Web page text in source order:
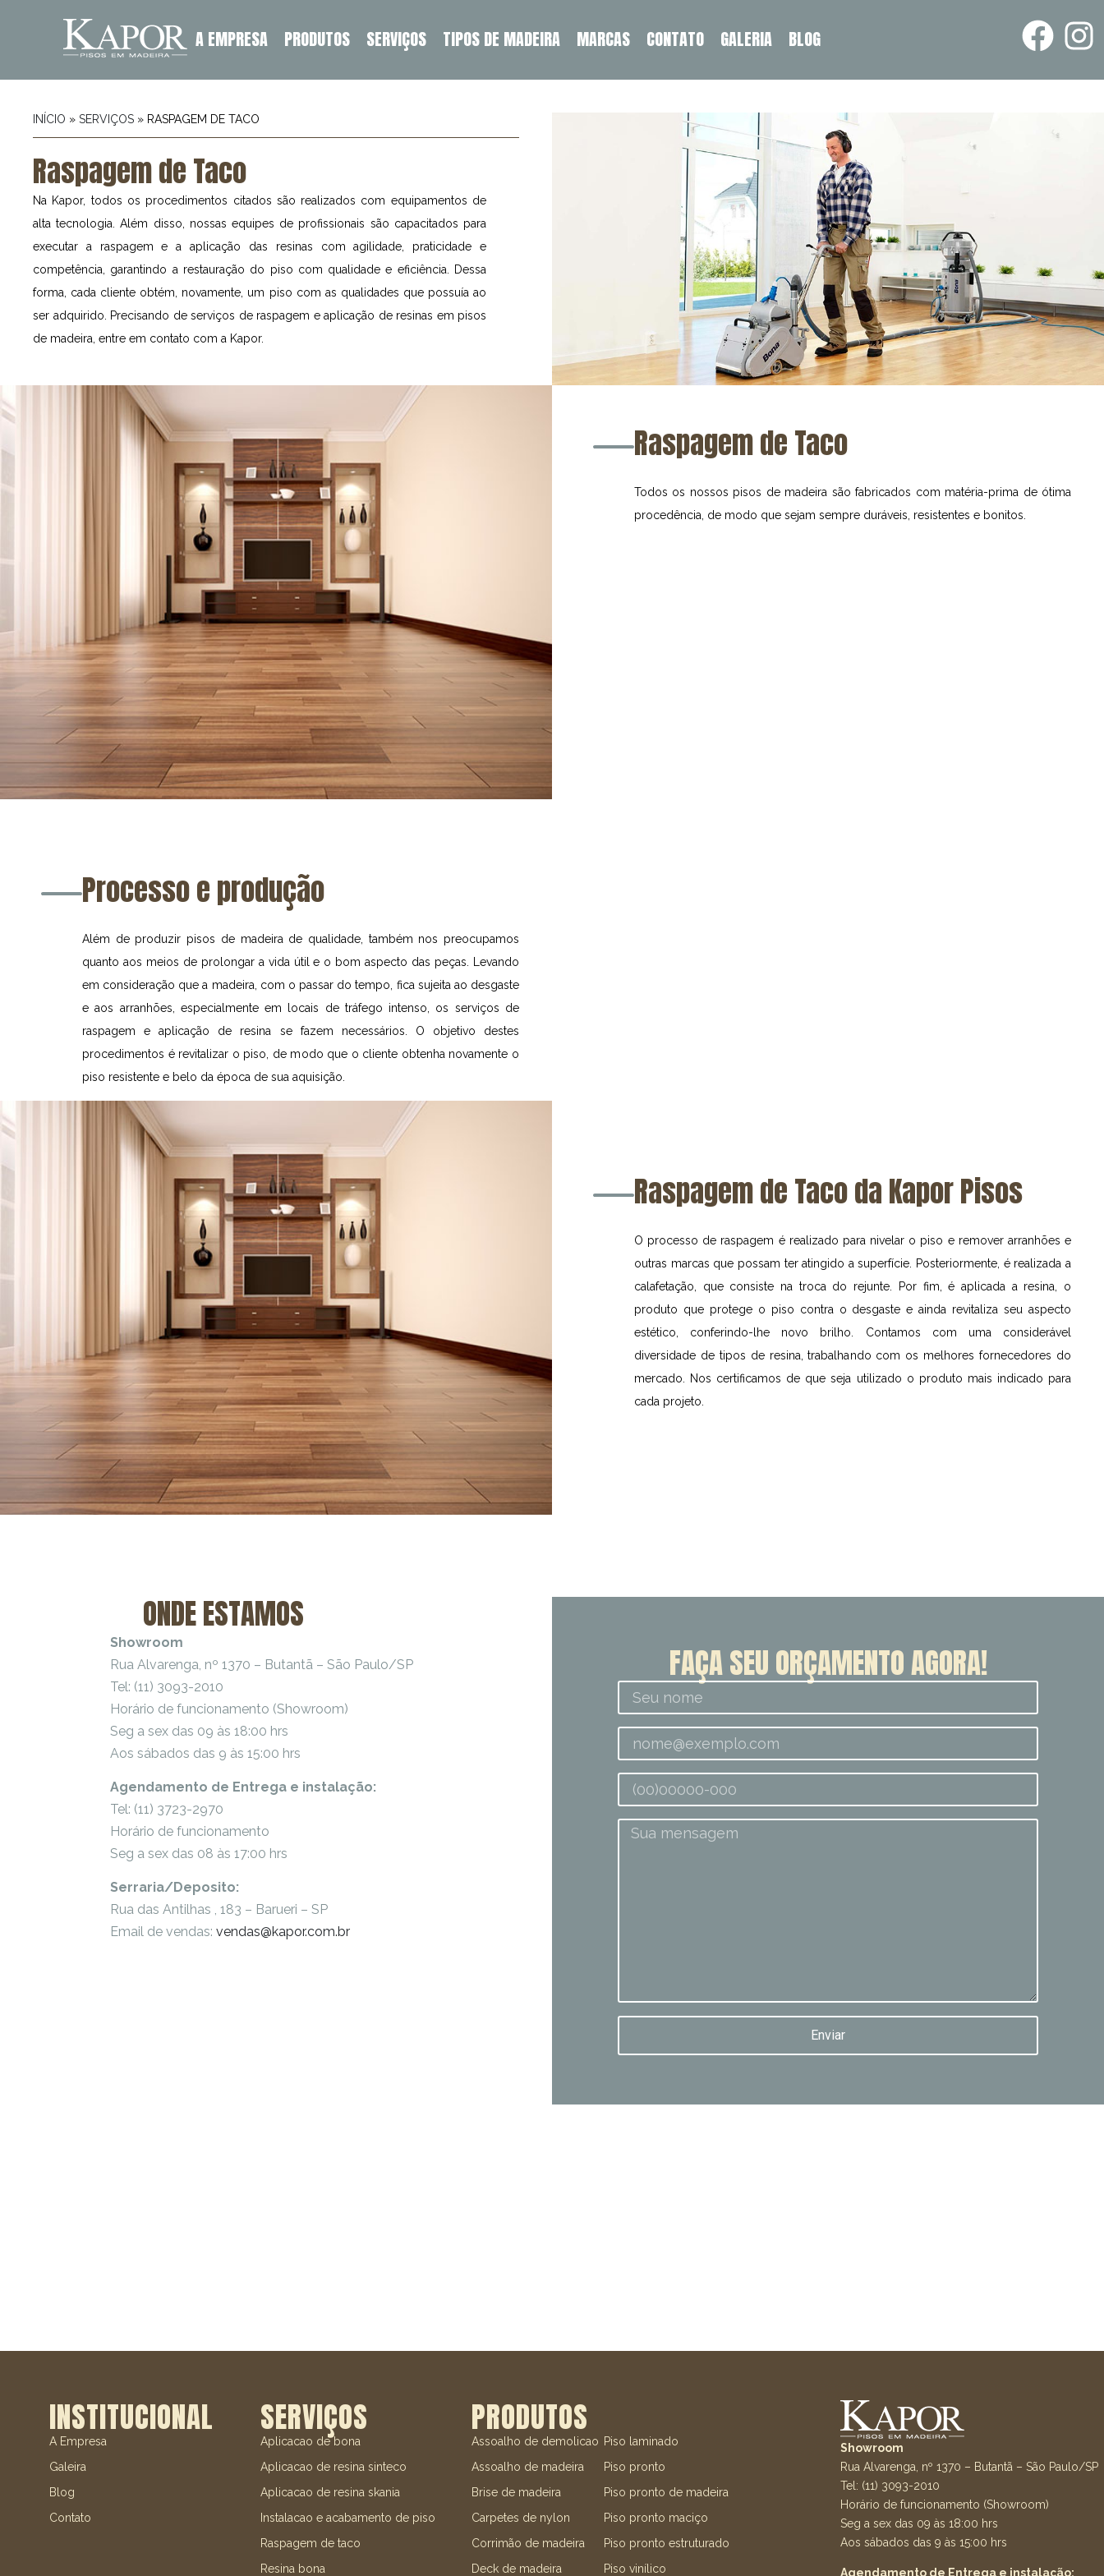
A EMPRESA PRODUTOS SERVIÇOS TIPOS DE MADEIRA MARCAS CONTATO GALERIA BLOG
INÍCIO » SERVIÇOS » RASPAGEM DE TACO
Raspagem de Taco
Na Kapor, todos os procedimentos citados são realizados com equipamentos de
alta tecnologia. Além disso, nossas equipes de profissionais são capacitados para
executar a raspagem e a aplicação das resinas com agilidade, praticidade e
competência, garantindo a restauração do piso com qualidade e eficiência. Dessa
forma, cada cliente obtém, novamente, um piso com as qualidades que possuía ao
ser adquirido. Precisando de serviços de raspagem e aplicação de resinas em pisos
de madeira, entre em contato com a Kapor.
Raspagem de Taco
Todos os nossos pisos de madeira são fabricados com matéria-prima de ótima
procedência, de modo que sejam sempre duráveis, resistentes e bonitos.
Processo e produção
Além de produzir pisos de madeira de qualidade, também nos preocupamos
quanto aos meios de prolongar a vida útil e o bom aspecto das peças. Levando
em consideração que a madeira, com o passar do tempo, fica sujeita ao desgaste
e aos arranhões, especialmente em locais de tráfego intenso, os serviços de
raspagem e aplicação de resina se fazem necessários. O objetivo destes
procedimentos é revitalizar o piso, de modo que o cliente obtenha novamente o
piso resistente e belo da época de sua aquisição.
Raspagem de Taco da Kapor Pisos
O processo de raspagem é realizado para nivelar o piso e remover arranhões e
outras marcas que possam ter atingido a superfície. Posteriormente, é realizada a
calafetação, que consiste na troca do rejunte. Por fim, é aplicada a resina, o
produto que protege o piso contra o desgaste e ainda revitaliza seu aspecto
estético, conferindo-lhe novo brilho. Contamos com uma considerável
diversidade de tipos de resina, trabalhando com os melhores fornecedores do
mercado. Nos certificamos de que seja utilizado o produto mais indicado para
cada projeto.
ONDE ESTAMOS
Showroom
Rua Alvarenga, nº 1370 – Butantã – São Paulo/SP
Tel: (11) 3093-2010
Horário de funcionamento (Showroom)
Seg a sex das 09 às 18:00 hrs
Aos sábados das 9 às 15:00 hrs
Agendamento de Entrega e instalação:
Tel: (11) 3723-2970
Horário de funcionamento
Seg a sex das 08 às 17:00 hrs
Serraria/Deposito:
Rua das Antilhas , 183 – Barueri – SP
Email de vendas:vendas@kapor.com.br
FAÇA SEU ORÇAMENTO AGORA!
Enviar
INSTITUCIONAL
A Empresa
Galeira
Blog
Contato
SERVIÇOS
Aplicacao de bona
Aplicacao de resina sinteco
Aplicacao de resina skania
Instalacao e acabamento de piso
Raspagem de taco
Resina bona
PRODUTOS
Assoalho de demolicao
Assoalho de madeira
Brise de madeira
Carpetes de nylon
Corrimão de madeira
Deck de madeira
Piso laminado
Piso pronto
Piso pronto de madeira
Piso pronto maciço
Piso pronto estruturado
Piso vinílico
Showroom
Rua Alvarenga, nº 1370 – Butantã – São Paulo/SP
Tel: (11) 3093-2010
Horário de funcionamento (Showroom)
Seg a sex das 09 às 18:00 hrs
Aos sábados das 9 às 15:00 hrs
Agendamento de Entrega e instalação: